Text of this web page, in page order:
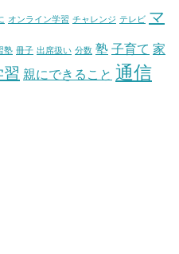
オンライン学習 チャレンジ テレビ マ
塾 冊子 出席扱い 分数 塾 子育て 家
習 親にできること 通信